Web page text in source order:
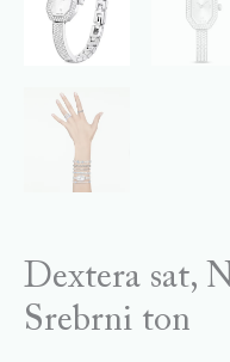
Dextera sat,
Srebrni ton